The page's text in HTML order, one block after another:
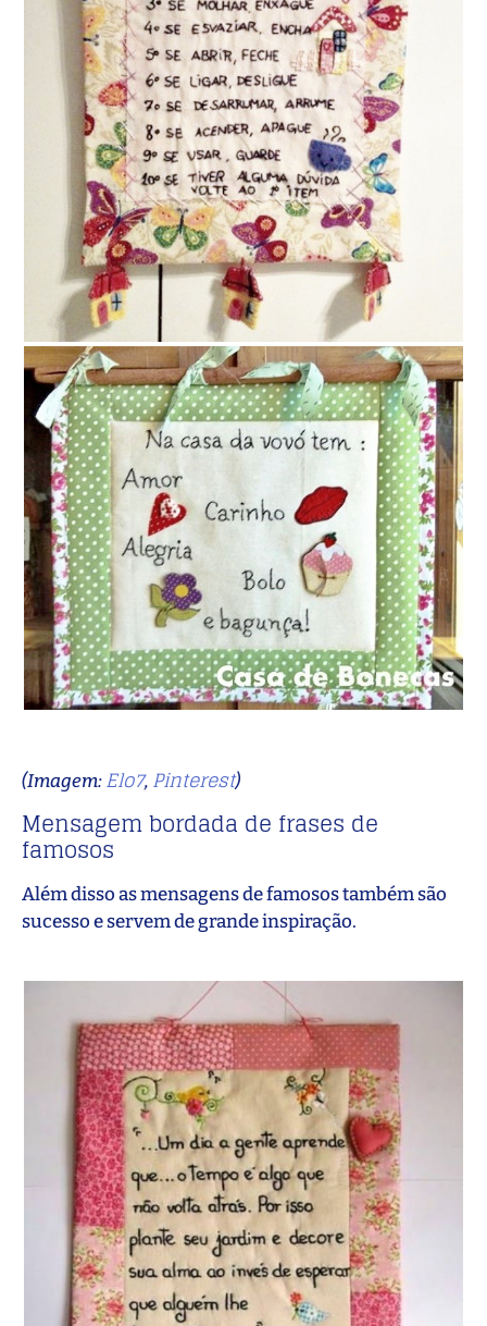
(Imagem:Elo7, Pinterest)
Mensagem bordada de frases de
famosos
Além disso as mensagens de famosos também são
sucesso e servem de grande inspiração.